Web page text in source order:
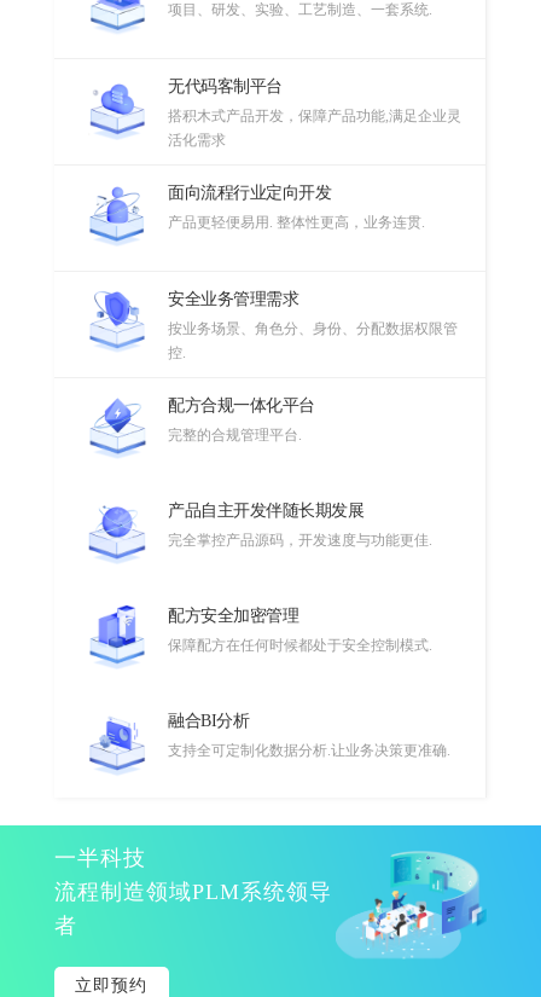
项目、研发、实验、工艺制造、一套系统.
无代码客制平台
搭积木式产品开发，保障产品功能,满足企业灵
活化需求
面向流程行业定向开发
产品更轻便易用. 整体性更高，业务连贯.
安全业务管理需求
按业务场景、角色分、身份、分配数据权限管
控.
配方合规一体化平台
完整的合规管理平台.
产品自主开发伴随长期发展
完全掌控产品源码，开发速度与功能更佳.
配方安全加密管理
保障配方在任何时候都处于安全控制模式.
融合BI分析
支持全可定制化数据分析.让业务决策更准确.
一半科技
流程制造领域PLM系统领导
者
立即预约